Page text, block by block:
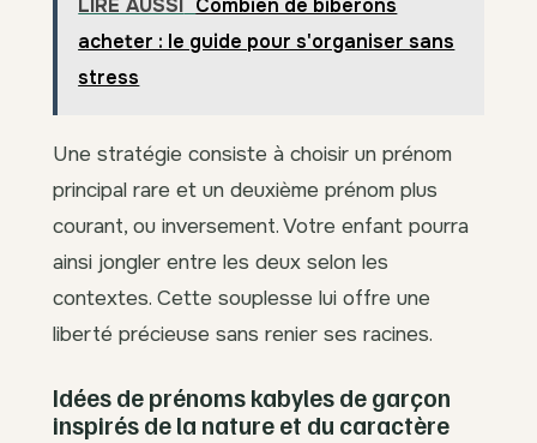
acheter : le guide pour s'organiser sans
stress
Une stratégie consiste à choisir un prénom
principal rare et un deuxième prénom plus
courant, ou inversement. Votre enfant pourra
ainsi jongler entre les deux selon les
contextes. Cette souplesse lui offre une
liberté précieuse sans renier ses racines.
Idées de prénoms kabyles de garçon
inspirés de la nature et du caractère